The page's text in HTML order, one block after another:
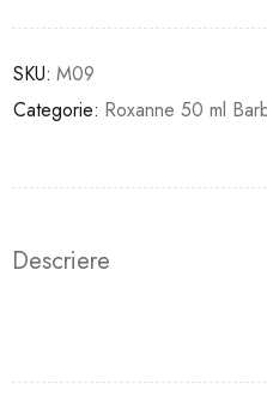
SKU: M09
Categorie: Roxanne 50 ml
Descriere